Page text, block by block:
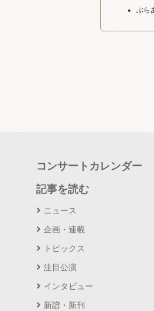
ぶら
コンサートカレンダー
記事を読む
ニュース
企画・連載
トピックス
注目公演
インタビュー
新譜・新刊